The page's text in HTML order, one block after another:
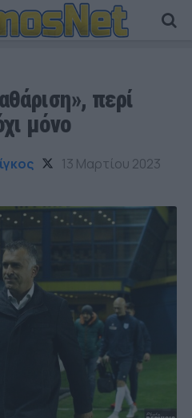
περί
μόνο
13 Μαρτίου 2023